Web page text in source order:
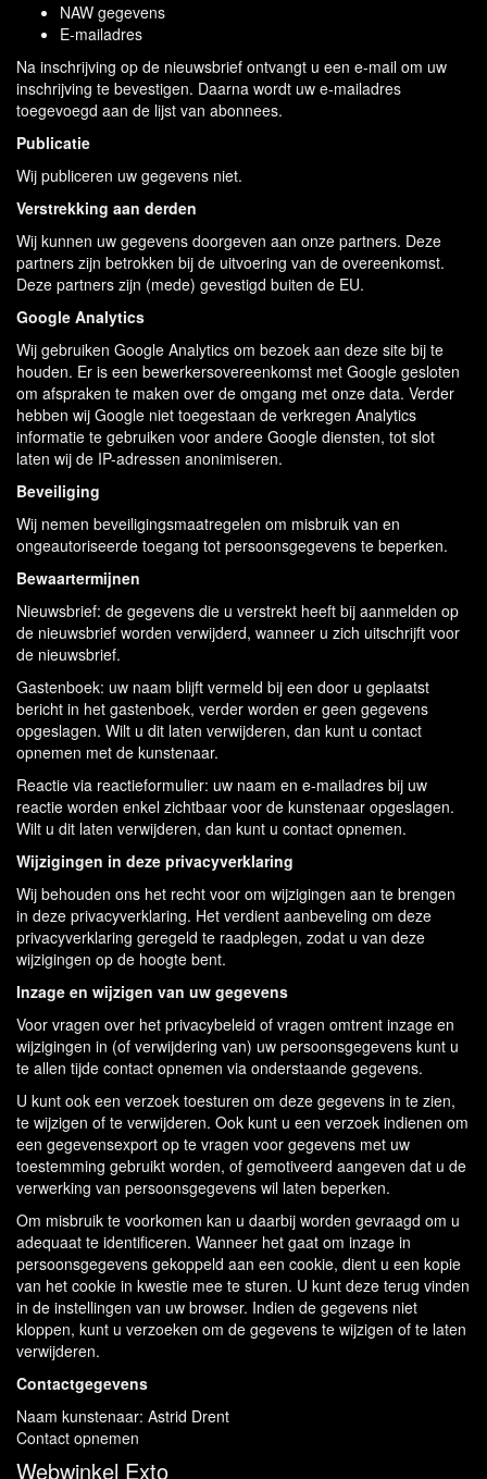
NAW gegevens
E-mailadres
Na inschrijving op de nieuwsbrief ontvangt u een e-mail om uw
inschrijving te bevestigen. Daarna wordt uw e-mailadres
toegevoegd aan de lijst van abonnees.
Publicatie
Wij publiceren uw gegevens niet.
Verstrekking aan derden
Wij kunnen uw gegevens doorgeven aan onze partners. Deze
partners zijn betrokken bij de uitvoering van de overeenkomst.
Deze partners zijn (mede) gevestigd buiten de EU.
Google Analytics
Wij gebruiken Google Analytics om bezoek aan deze site bij te
houden. Er is een bewerkersovereenkomst met Google gesloten
om afspraken te maken over de omgang met onze data. Verder
hebben wij Google niet toegestaan de verkregen Analytics
informatie te gebruiken voor andere Google diensten, tot slot
laten wij de IP-adressen anonimiseren.
Beveiliging
Wij nemen beveiligingsmaatregelen om misbruik van en
ongeautoriseerde toegang tot persoonsgegevens te beperken.
Bewaartermijnen
Nieuwsbrief: de gegevens die u verstrekt heeft bij aanmelden op
de nieuwsbrief worden verwijderd, wanneer u zich uitschrijft voor
de nieuwsbrief.
Gastenboek: uw naam blijft vermeld bij een door u geplaatst
bericht in het gastenboek, verder worden er geen gegevens
opgeslagen. Wilt u dit laten verwijderen, dan kunt u contact
opnemen met de kunstenaar.
Reactie via reactieformulier: uw naam en e-mailadres bij uw
reactie worden enkel zichtbaar voor de kunstenaar opgeslagen.
Wilt u dit laten verwijderen, dan kunt u contact opnemen.
Wijzigingen in deze privacyverklaring
Wij behouden ons het recht voor om wijzigingen aan te brengen
in deze privacyverklaring. Het verdient aanbeveling om deze
privacyverklaring geregeld te raadplegen, zodat u van deze
wijzigingen op de hoogte bent.
Inzage en wijzigen van uw gegevens
Voor vragen over het privacybeleid of vragen omtrent inzage en
wijzigingen in (of verwijdering van) uw persoonsgegevens kunt u
te allen tijde contact opnemen via onderstaande gegevens.
U kunt ook een verzoek toesturen om deze gegevens in te zien,
te wijzigen of te verwijderen. Ook kunt u een verzoek indienen om
een gegevensexport op te vragen voor gegevens met uw
toestemming gebruikt worden, of gemotiveerd aangeven dat u de
verwerking van persoonsgegevens wil laten beperken.
Om misbruik te voorkomen kan u daarbij worden gevraagd om u
adequaat te identificeren. Wanneer het gaat om inzage in
persoonsgegevens gekoppeld aan een cookie, dient u een kopie
van het cookie in kwestie mee te sturen. U kunt deze terug vinden
in de instellingen van uw browser. Indien de gegevens niet
kloppen, kunt u verzoeken om de gegevens te wijzigen of te laten
verwijderen.
Contactgegevens
Naam kunstenaar: Astrid Drent
Contact opnemen
Webwinkel Exto